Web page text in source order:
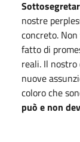
nostre
concreto.
fatto di
reali. Il
nuove
coloro che
può e non